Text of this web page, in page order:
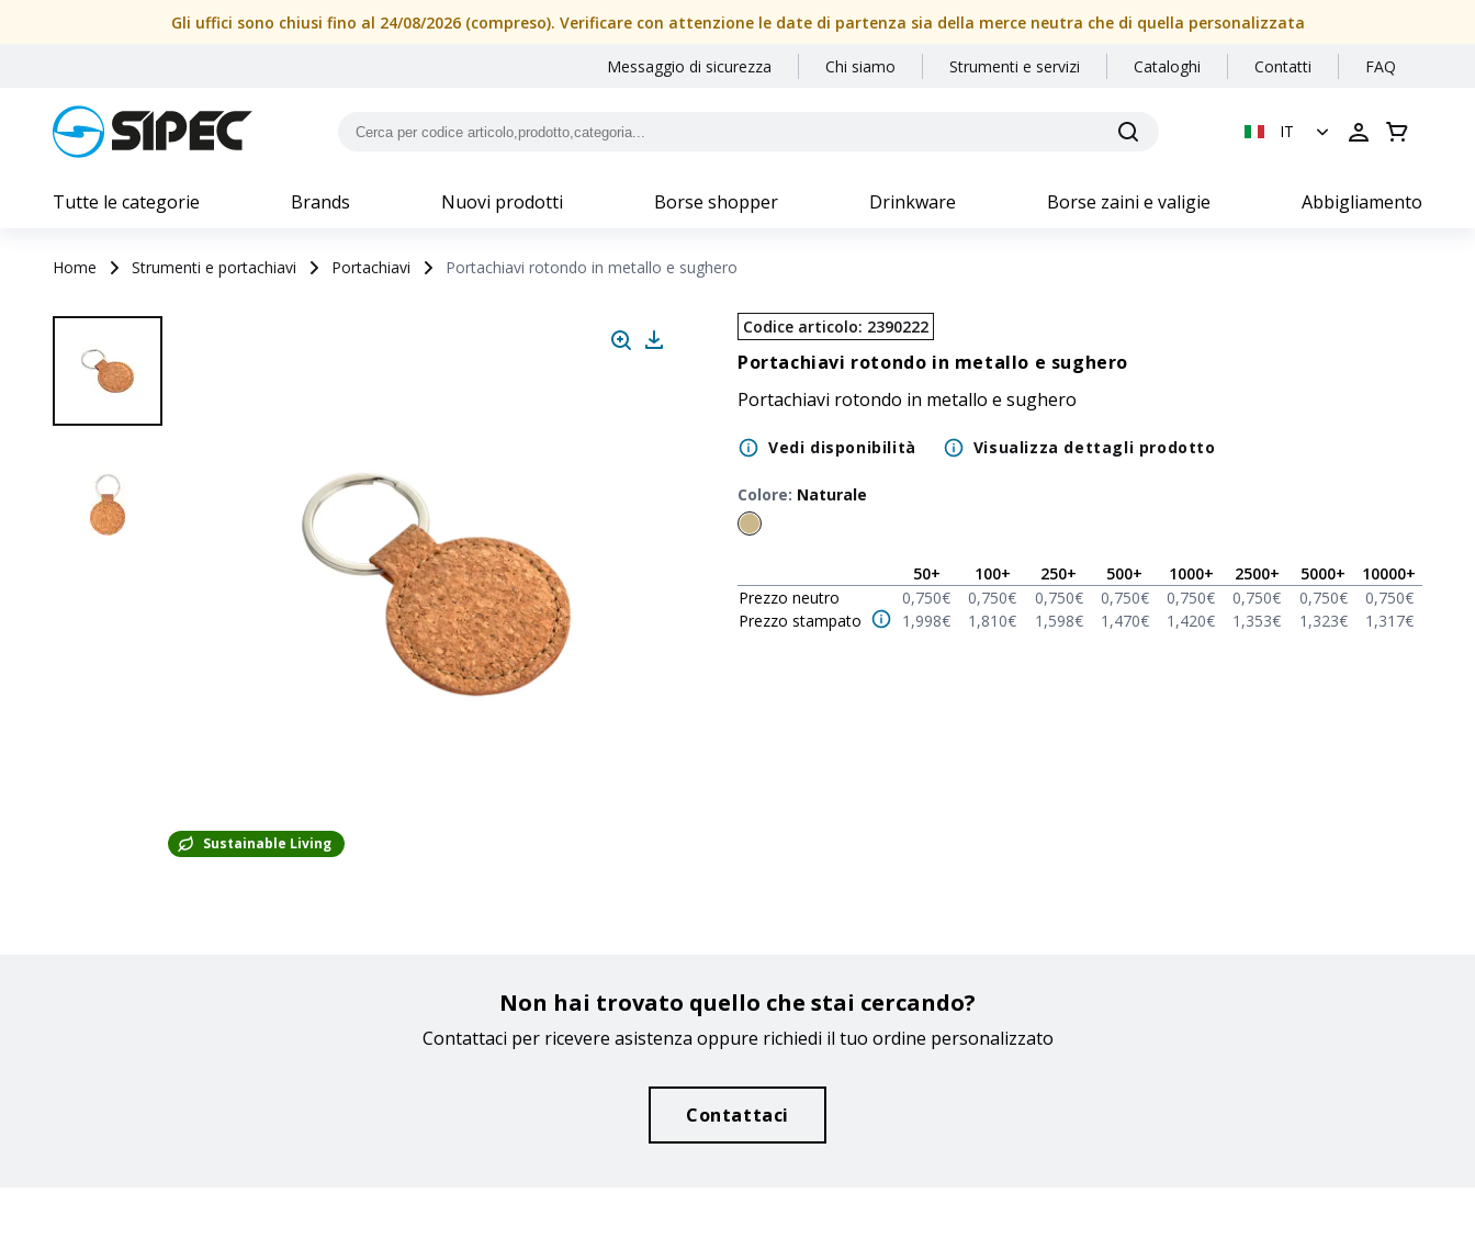
Gli uffici sono chiusi fino al 24/08/2026 (compreso). Verificare con attenzione le date di partenza sia della merce neutra che di quella personalizzata
Messaggio di sicurezza Chi siamo Strumenti e servizi Cataloghi Contatti FAQ
IT
Tutte le categorie Brands Nuovi prodotti Borse shopper Drinkware Borse zaini e valigie Abbigliamento
Home Strumenti e portachiavi Portachiavi Portachiavi rotondo in metallo e sughero
Sustainable Living
Codice articolo: 2390222
Portachiavi rotondo in metallo e sughero
Portachiavi rotondo in metallo e sughero
Vedi disponibilità Visualizza dettagli prodotto
Colore: Naturale
50+ 100+ 250+ 500+ 1000+ 2500+ 5000+ 10000+
Prezzo neutro
0,750€ 0,750€ 0,750€ 0,750€ 0,750€ 0,750€ 0,750€ 0,750€
Prezzo stampato
1,998€ 1,810€ 1,598€ 1,470€ 1,420€ 1,353€ 1,323€ 1,317€
Non hai trovato quello che stai cercando?
Contattaci per ricevere asistenza oppure richiedi il tuo ordine personalizzato
Contattaci